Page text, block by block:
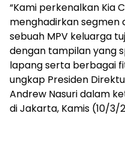
“Kami perkenalkan Kia
menghadirkan
sebuah MPV keluarga
dengan tampilan yang
lapang serta berbagai
ungkap Presiden
Andrew Nasuri dalam
di Jakarta, Kamis (10/3/